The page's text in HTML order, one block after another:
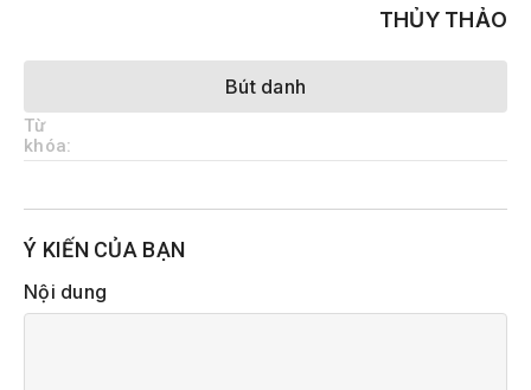
THỦY THẢO
Bút danh
Từ
khóa:
Ý KIẾN CỦA BẠN
Nội dung